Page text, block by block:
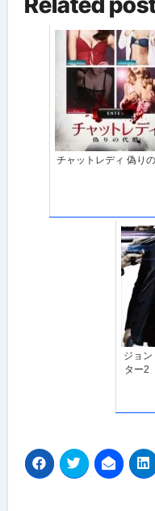
チャットレディ 偽り
ジョ
ター2